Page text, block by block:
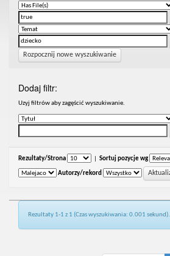
Rozpocznij nowe wyszukiwanie
Dodaj filtr:
Uzyj filtrów aby zagęścić wyszukiwanie.
Rezultaty/Strona Sortuj pozycje wg
Autorzy/rekord
Rezultaty 1-1 z 1 (Czas wyszukiwania: 0.001 sekund).